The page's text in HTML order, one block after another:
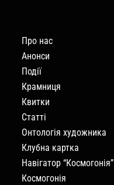
Про нас
Анонси
Події
Крамниця
Квитки
Статті
Онтологія художника
Клубна картка
Навігатор “Космогонія”
Космогонія